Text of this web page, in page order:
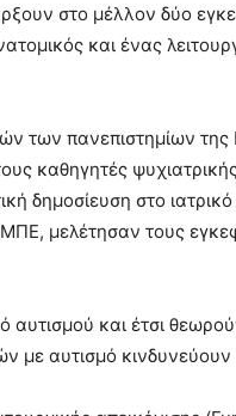
στο μέλλον δύο
και ένας
των πανεπιστημίων
καθηγητές
δημοσίευση στο
μελέτησαν τους
αυτισμού και έτσι
με αυτισμό κινδυνεύουν